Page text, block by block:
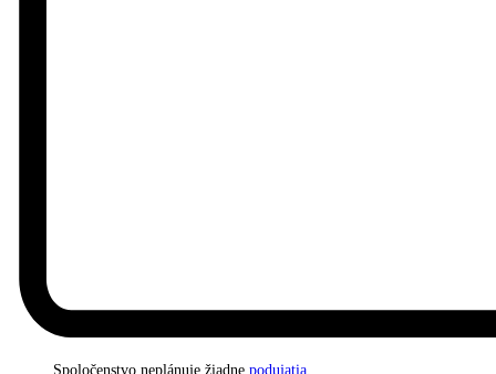
Spoločenstvo neplánuje žiadne podujatia.